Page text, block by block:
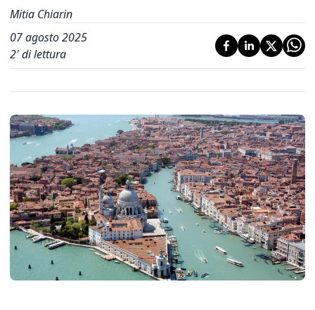
Mitia Chiarin
07 agosto 2025
2' di lettura